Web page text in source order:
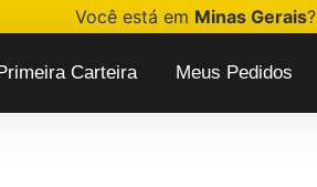
Você está em Minas Gerais?
Carteira Meus Pedidos